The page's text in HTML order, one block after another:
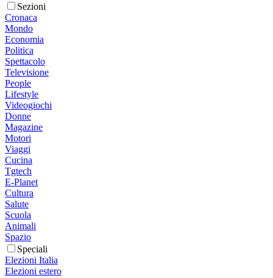
Sezioni
Cronaca
Mondo
Economia
Politica
Spettacolo
Televisione
People
Lifestyle
Videogiochi
Donne
Magazine
Motori
Viaggi
Cucina
Tgtech
E-Planet
Cultura
Salute
Scuola
Animali
Spazio
Speciali
Elezioni Italia
Elezioni estero